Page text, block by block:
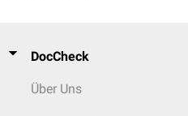
DocCheck
Über Uns